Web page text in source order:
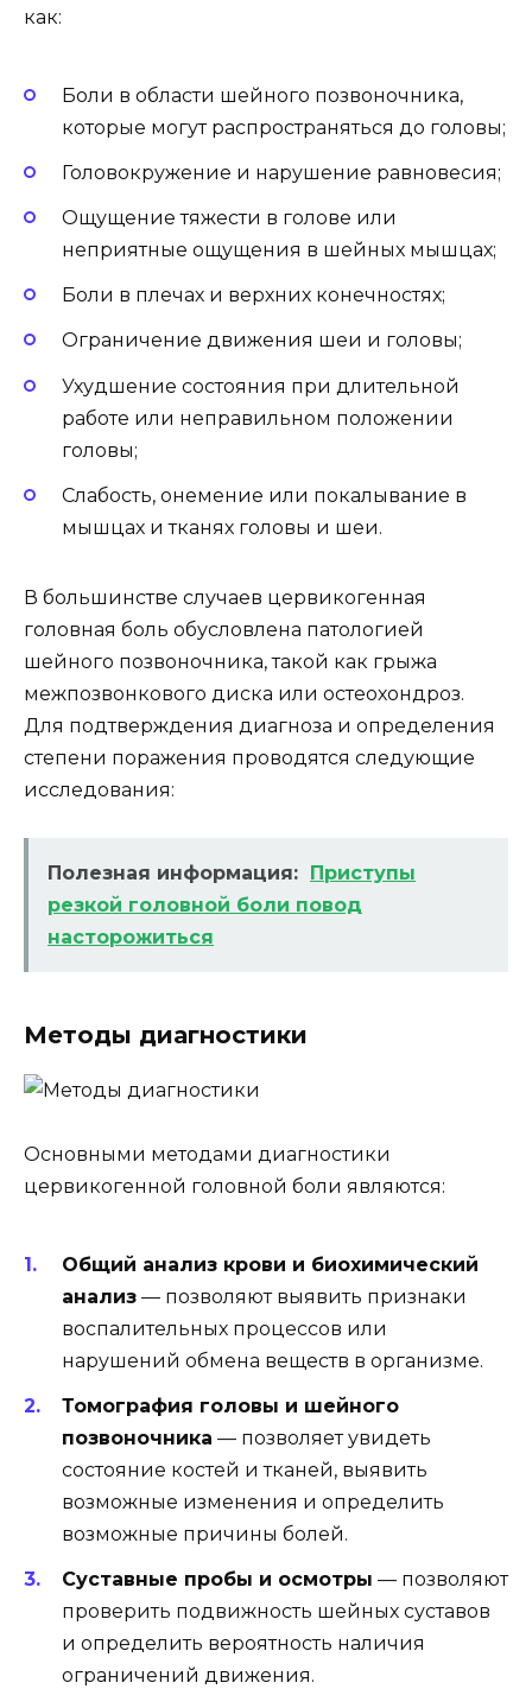
как:
Боли в области шейного позвоночника,
которые могут распространяться до головы;
Головокружение и нарушение равновесия;
Ощущение тяжести в голове или
неприятные ощущения в шейных мышцах;
Боли в плечах и верхних конечностях;
Ограничение движения шеи и головы;
Ухудшение состояния при длительной
работе или неправильном положении
головы;
Слабость, онемение или покалывание в
мышцах и тканях головы и шеи.
В большинстве случаев цервикогенная
головная боль обусловлена патологией
шейного позвоночника, такой как грыжа
межпозвонкового диска или остеохондроз.
Для подтверждения диагноза и определения
степени поражения проводятся следующие
исследования:
Полезная информация: Приступы
резкой головной боли повод
насторожиться
Методы диагностики
Основными методами диагностики
цервикогенной головной боли являются:
Общий анализ крови и биохимический
анализ — позволяют выявить признаки
воспалительных процессов или
нарушений обмена веществ в организме.
Томография головы и шейного
позвоночника — позволяет увидеть
состояние костей и тканей, выявить
возможные изменения и определить
возможные причины болей.
Суставные пробы и осмотры — позволяют
проверить подвижность шейных суставов
и определить вероятность наличия
ограничений движения.